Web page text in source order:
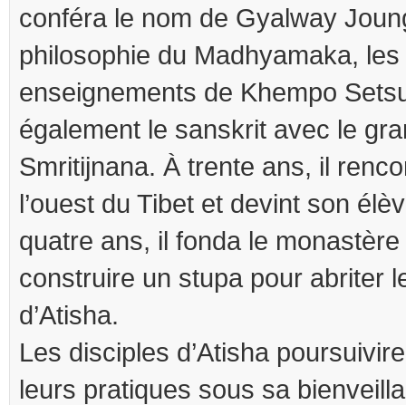
conféra le nom de Gyalway
philosophie du Madhyamaka,
enseignements de Khempo
également le sanskrit avec le
Smritijnana. À trente ans, il
l’ouest du Tibet et devint son
quatre ans, il fonda le
construire un stupa pour abriter
d’Atisha.
Les disciples d’Atisha
leurs pratiques sous sa